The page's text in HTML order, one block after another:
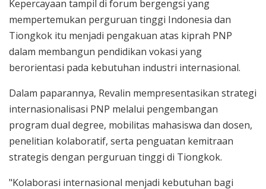
Kepercayaan tampil di forum bergengsi yang
mempertemukan perguruan tinggi Indonesia dan
Tiongkok itu menjadi pengakuan atas kiprah PNP
dalam membangun pendidikan vokasi yang
berorientasi pada kebutuhan industri internasional.
Dalam paparannya, Revalin mempresentasikan strategi
internasionalisasi PNP melalui pengembangan
program dual degree, mobilitas mahasiswa dan dosen,
penelitian kolaboratif, serta penguatan kemitraan
strategis dengan perguruan tinggi di Tiongkok.
"Kolaborasi internasional menjadi kebutuhan bagi